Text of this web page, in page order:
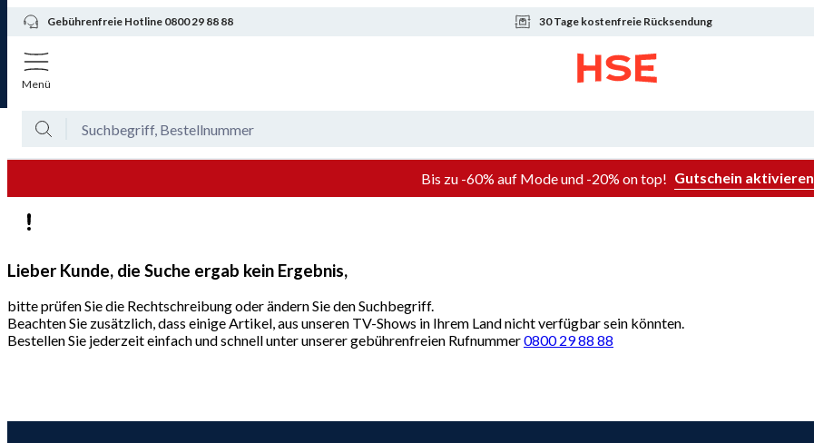
Gebührenfreie Hotline 0800 29 88 88 30 Tage kostenfreie Rücksendung
Menü
Bis zu -60% auf Mode und -20% on top! Gutschein aktivieren
Lieber Kunde, die Suche ergab kein Ergebnis,
bitte prüfen Sie die Rechtschreibung oder ändern Sie den Suchbegriff.
Beachten Sie zusätzlich, dass einige Artikel, aus unseren TV-Shows in Ihrem Land nicht verfügbar sein könnten.
Bestellen Sie jederzeit einfach und schnell unter unserer gebührenfreien Rufnummer0800 29 88 88